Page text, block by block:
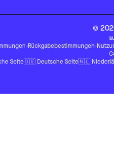
©
-Rückgabebestimmungen-
Seite🇩🇪 Deutsche Seite🇳🇱